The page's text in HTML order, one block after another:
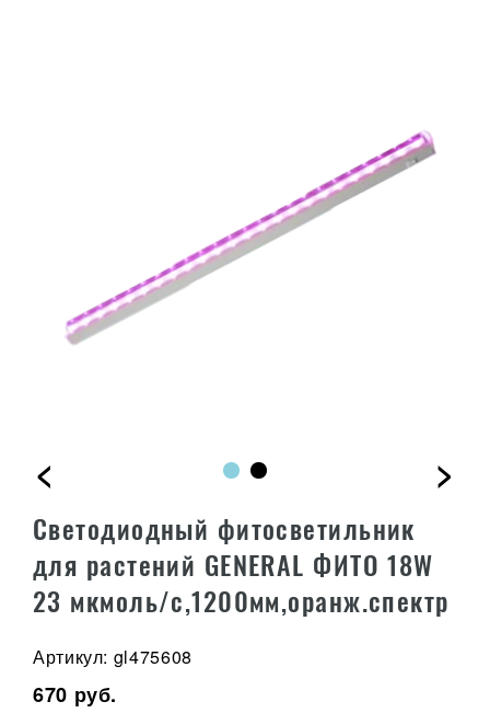
< >
Светодиодный фитосветильник
для растений GENERAL ФИТО 18W
23 мкмоль/с,1200мм,оранж.спектр
Артикул: gl475608
670 руб.